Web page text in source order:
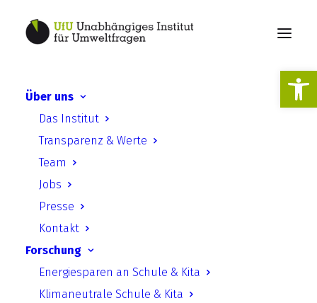
Über uns
Das Institut
Transparenz & Werte
Team
Jobs
Presse
Kontakt
Forschung
Energiesparen an Schule & Kita
Klimaneutrale Schule & Kita
Podcast Global Local |
Seuri Sanare Lukumay über
die Landvertreibung der
Massai